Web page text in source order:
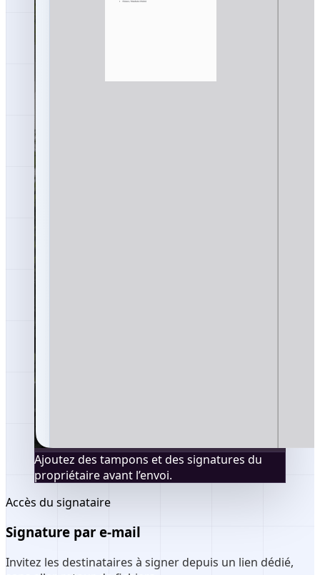
Ajoutez des tampons et des signatures du
propriétaire avant l’envoi.
Accès du signataire
Signature par e-mail
Invitez les destinataires à signer depuis un lien dédié,